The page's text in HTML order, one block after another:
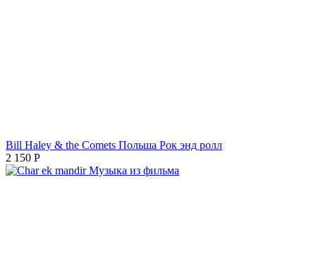
Bill Haley & the Comets Польша Рок энд ролл
2 150 Р